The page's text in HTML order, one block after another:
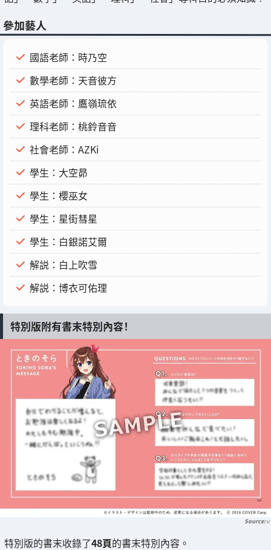
參加藝人
國語老師：時乃空
數學老師：天音彼方
英語老師：鷹嶺琉依
理科老師：桃鈴音音
社會老師：AZKi
學生：大空昴
學生：櫻巫女
學生：星街彗星
學生：白銀諾艾爾
解説：白上吹雪
解説：博衣可佑理
特別版附有書末特別內容！
ｖ
特別版的書末收錄了48頁的書末特別內容。